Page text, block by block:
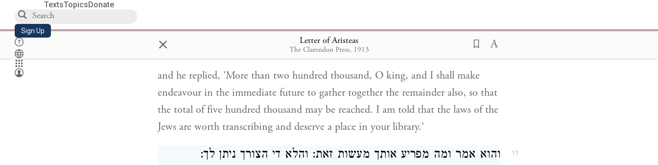
TextsTopicsDonate
Sign Up × Letter of Aristeas
The Clarendon Press, 1913
ריבוא: והוגד לי כי חוקי היהודים אף הם ראויים להיות מועתקים ונמצאים
באוצר ספריך:
and he replied, 'More than two hundred thousand, O king, and I shall make
endeavour in the immediate future to gather together the remainder also, so that
the total of five hundred thousand may be reached. I am told that the laws of the
Jews are worth transcribing and deserve a place in your library.'
11
והוא אמר ומה מפריע אותך מעשות זאת: והלא די הצורך ניתן לך: